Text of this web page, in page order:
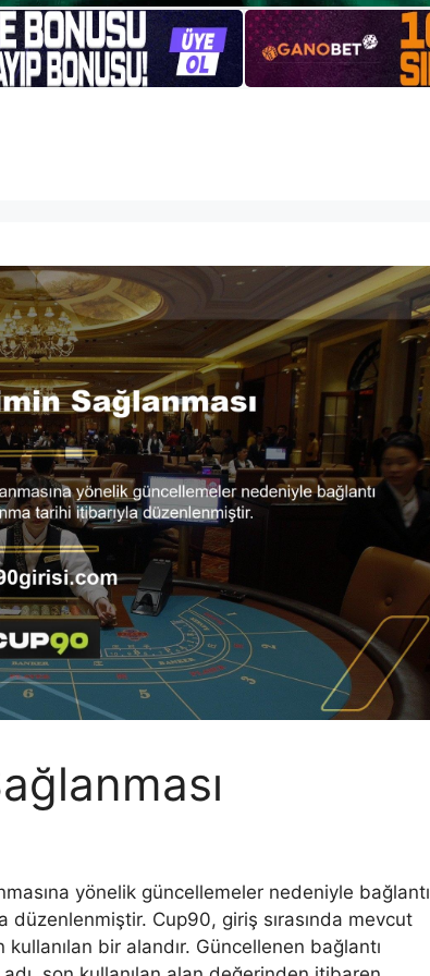
yönelik güncellemeler nedeniyle bağlantı
düzenlenmiştir. Cup90, giriş sırasında mevcut
bir alandır. Güncellenen bağlantı